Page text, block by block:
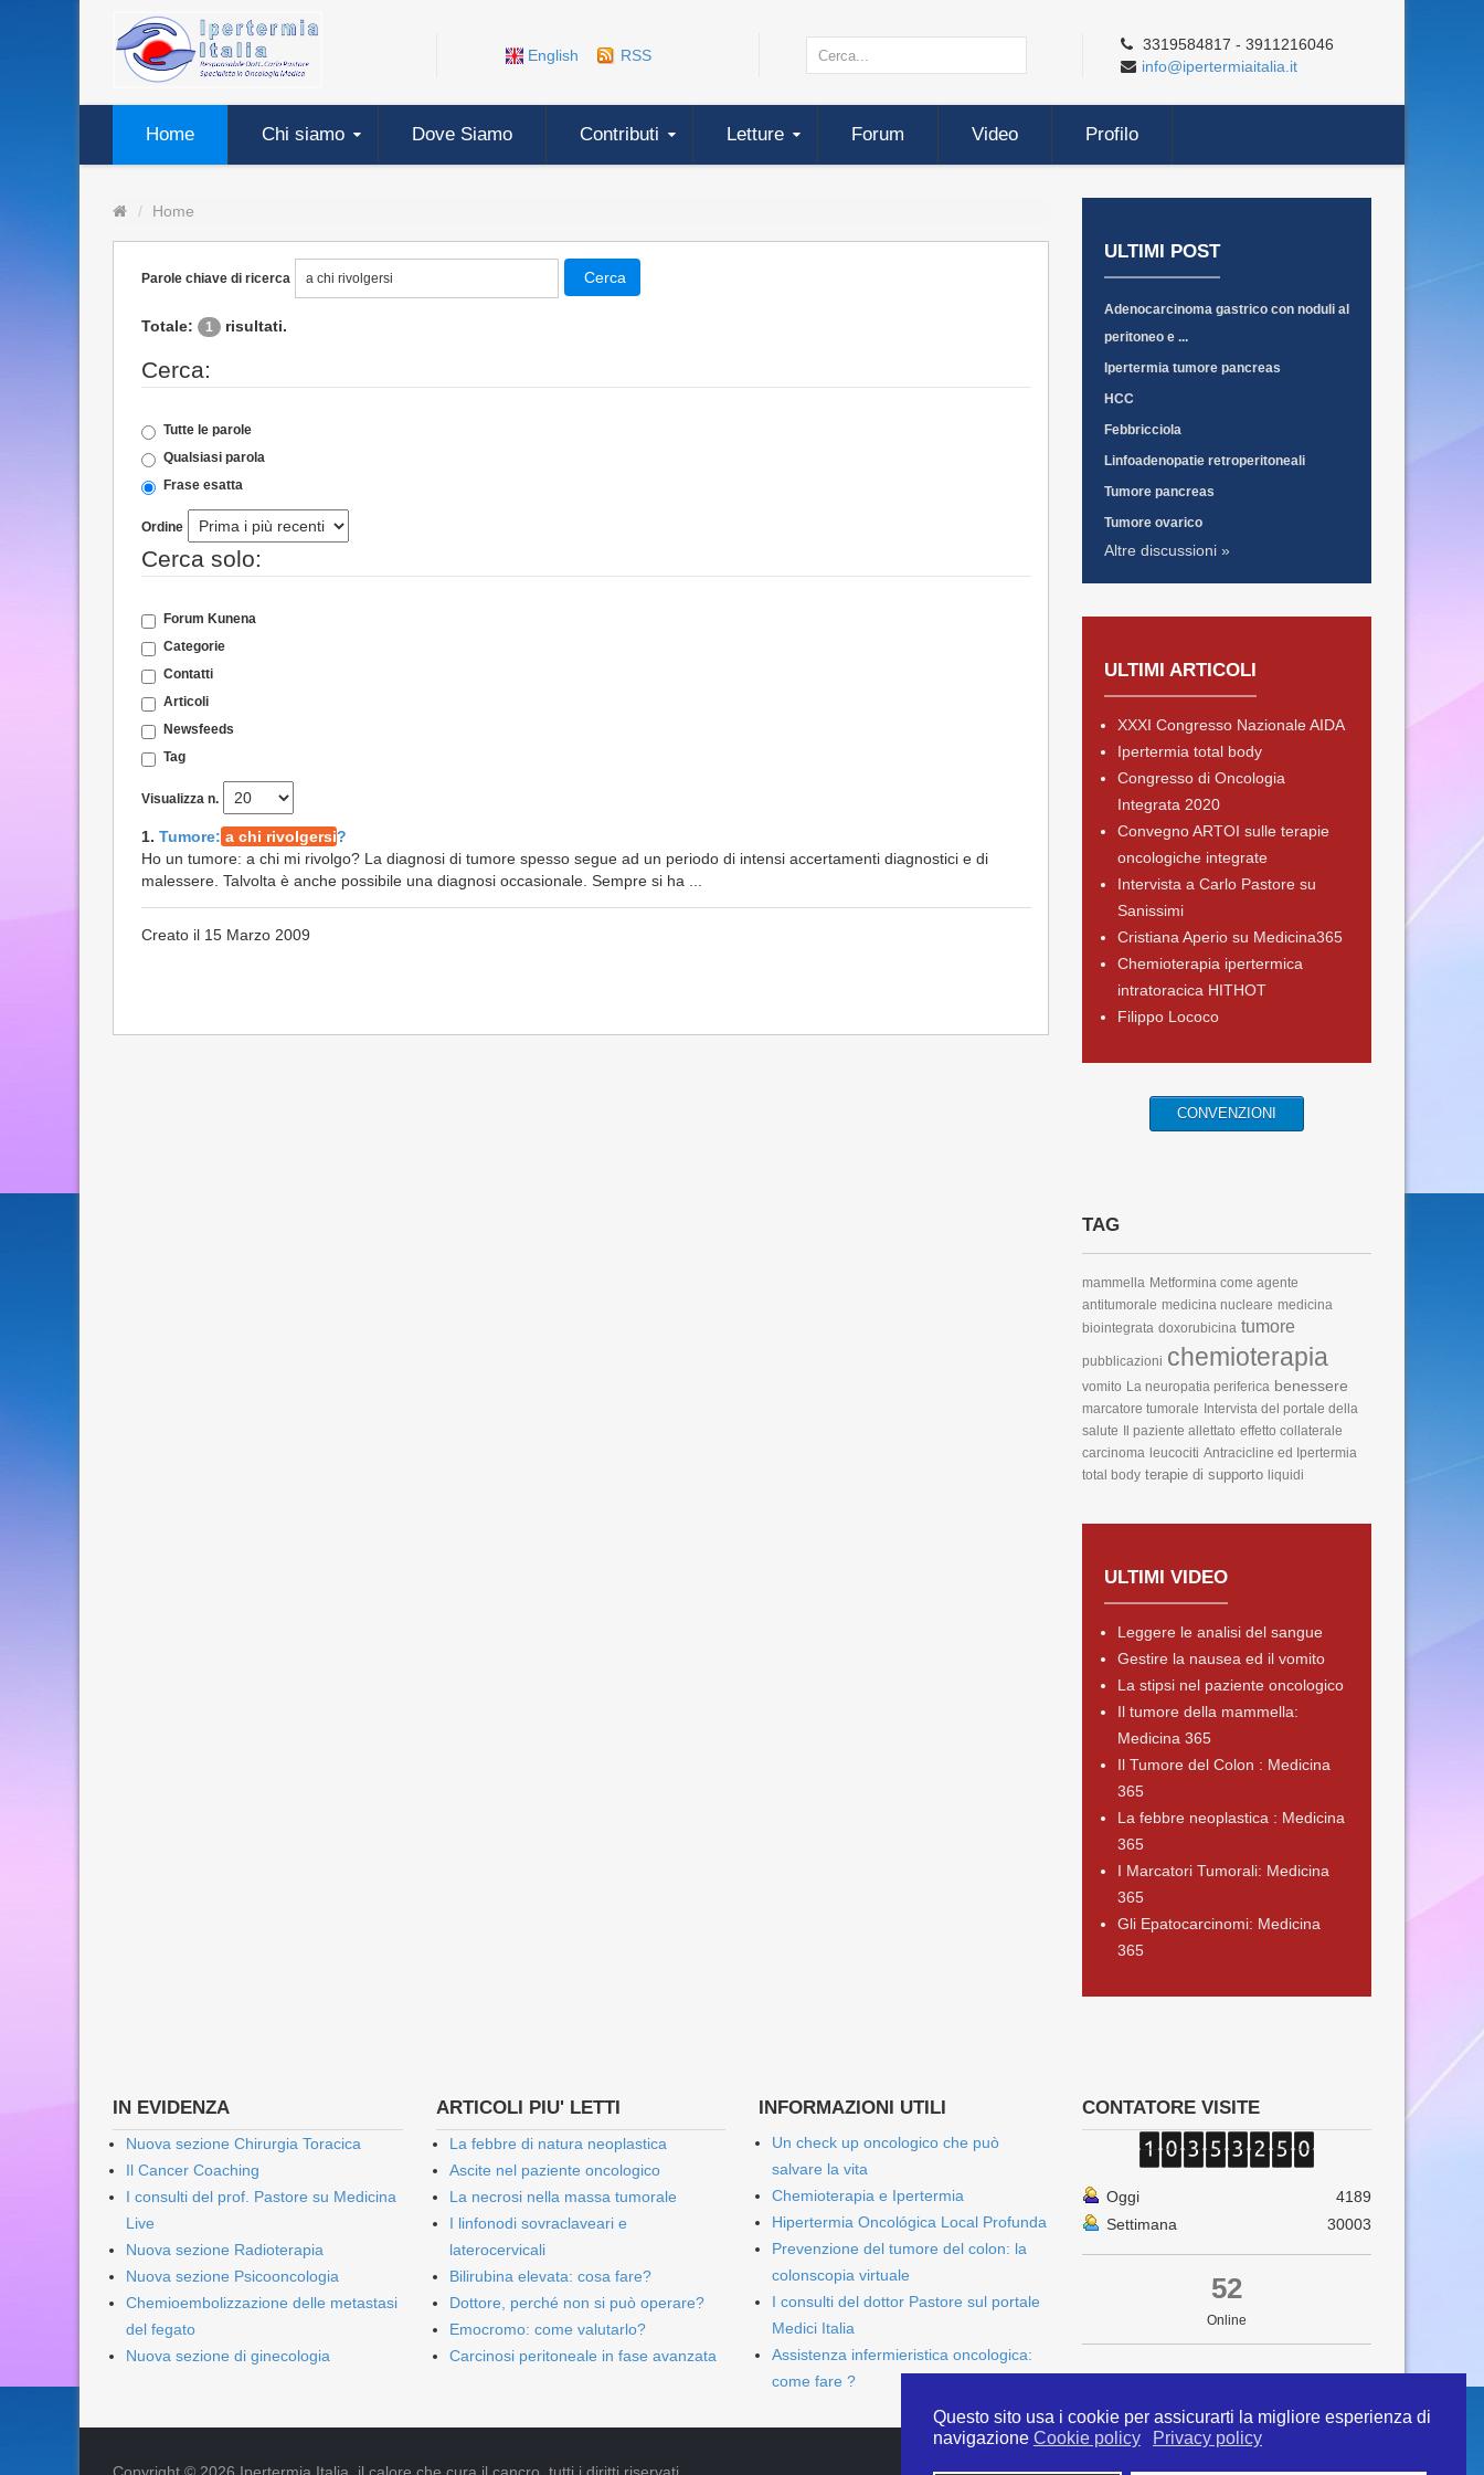
Questo sito usa i cookie per assicurarti la migliore esperienza di
navigazione Cookie policy Privacy policy
English RSS
3319584817 - 3911216046
info@ipertermiaitalia.it
Home Chi siamo Dove Siamo Contributi Letture Forum Video Profilo
Home
Parole chiave di ricerca Cerca
Totale: 1 risultati.
Cerca:
Tutte le parole
Qualsiasi parola
Frase esatta
Ordine
Cerca solo:
Forum Kunena
Categorie
Contatti
Articoli
Newsfeeds
Tag
Visualizza n.
1. Tumore: a chi rivolgersi?
Ho un tumore: a chi mi rivolgo? La diagnosi di tumore spesso segue ad un periodo di intensi accertamenti diagnostici e di
malessere. Talvolta è anche possibile una diagnosi occasionale. Sempre si ha ...
Creato il 15 Marzo 2009
ULTIMI POST
Adenocarcinoma gastrico con noduli al
peritoneo e ...
Ipertermia tumore pancreas
HCC
Febbricciola
Linfoadenopatie retroperitoneali
Tumore pancreas
Tumore ovarico
Altre discussioni »
ULTIMI ARTICOLI
XXXI Congresso Nazionale AIDA
Ipertermia total body
Congresso di Oncologia
Integrata 2020
Convegno ARTOI sulle terapie
oncologiche integrate
Intervista a Carlo Pastore su
Sanissimi
Cristiana Aperio su Medicina365
Chemioterapia ipertermica
intratoracica HITHOT
Filippo Lococo
CONVENZIONI
TAG
mammella Metformina come agente
antitumorale medicina nucleare medicina
biointegrata doxorubicina tumore
pubblicazioni chemioterapia
vomito La neuropatia periferica benessere
marcatore tumorale Intervista del portale della
salute
Il paziente allettato effetto collaterale
carcinoma leucociti Antracicline ed Ipertermia
total body terapie di supporto liquidi
ULTIMI VIDEO
Leggere le analisi del sangue
Gestire la nausea ed il vomito
La stipsi nel paziente oncologico
Il tumore della mammella:
Medicina 365
Il Tumore del Colon : Medicina
365
La febbre neoplastica : Medicina
365
I Marcatori Tumorali: Medicina
365
Gli Epatocarcinomi: Medicina
365
IN EVIDENZA
Nuova sezione Chirurgia Toracica
Il Cancer Coaching
I consulti del prof. Pastore su Medicina
Live
Nuova sezione Radioterapia
Nuova sezione Psicooncologia
Chemioembolizzazione delle metastasi
del fegato
Nuova sezione di ginecologia
ARTICOLI PIU' LETTI
La febbre di natura neoplastica
Ascite nel paziente oncologico
La necrosi nella massa tumorale
I linfonodi sovraclaveari e
laterocervicali
Bilirubina elevata: cosa fare?
Dottore, perché non si può operare?
Emocromo: come valutarlo?
Carcinosi peritoneale in fase avanzata
INFORMAZIONI UTILI
Un check up oncologico che può
salvare la vita
Chemioterapia e Ipertermia
Hipertermia Oncológica Local Profunda
Prevenzione del tumore del colon: la
colonscopia virtuale
I consulti del dottor Pastore sul portale
Medici Italia
Assistenza infermieristica oncologica:
come fare ?
CONTATORE VISITE
Oggi
4189
Settimana
30003
52
Online